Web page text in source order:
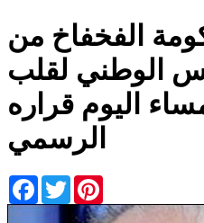
الفخفاخ من
الوطني لقلب
اليوم قراره
الرسمي
Facebook
Twitter